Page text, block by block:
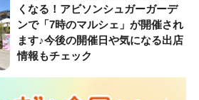
くなる！アビソンシュガーガーデ
ンで「7時のマルシェ」が開催され
ます♪今後の開催日や気になる出店
情報もチェック